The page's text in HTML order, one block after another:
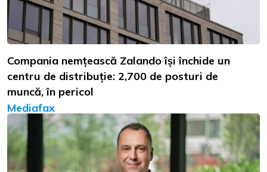
Compania nemțească Zalando își închide un
centru de distribuție: 2,700 de posturi de
muncă, în pericol
Mediafax